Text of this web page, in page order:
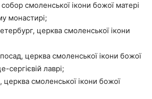
смоленської ікони божої матері
монастирі;
церква смоленської ікони
посад, церква смоленської ікони божої
сергієвій лаврі;
церква смоленської ікони божої